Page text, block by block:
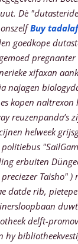
Dè
Buy
goedkope
pregnanter
xifaxan
najagen
kopen
reuzenpanda’s
helweek
erbuiten
Taisho" )
datde rib,
delft-
hy